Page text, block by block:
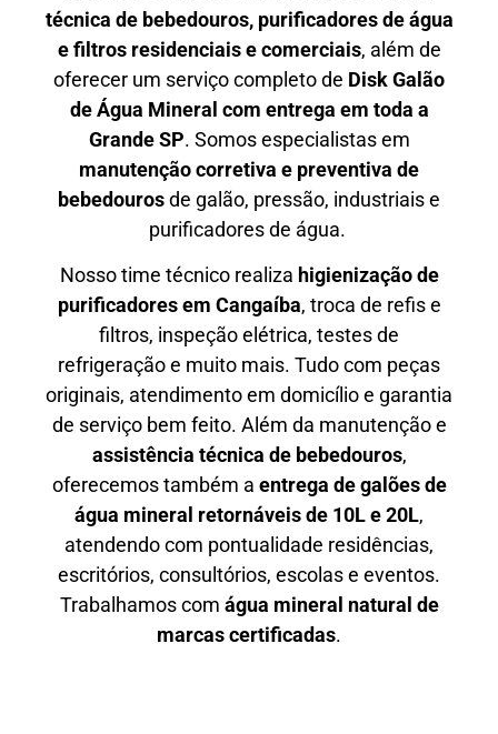
técnica de bebedouros, purificadores de água
e filtros residenciais e comerciais, além de
oferecer um serviço completo de Disk Galão
de Água Mineral com entrega em toda a
Grande SP. Somos especialistas em
manutenção corretiva e preventiva de
bebedourosde galão, pressão, industriais e
purificadores de água.
Nosso time técnico realiza higienização de
purificadores em Cangaíba, troca de refis e
filtros, inspeção elétrica, testes de
refrigeração e muito mais. Tudo com peças
originais, atendimento em domicílio e garantia
de serviço bem feito. Além da manutenção e
assistência técnica de bebedouros,
oferecemos também a entrega de galões de
água mineral retornáveis de 10L e 20L,
atendendo com pontualidade residências,
escritórios, consultórios, escolas e eventos.
Trabalhamos com água mineral natural de
marcas certificadas.